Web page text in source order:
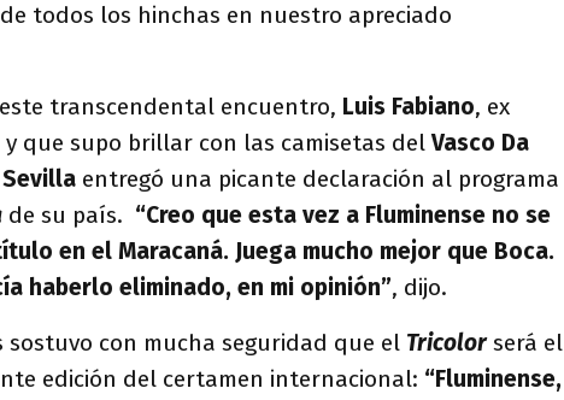
todos los hinchas en nuestro apreciado
transcendental encuentro, Luis Fabiano, ex
que supo brillar con las camisetas delVasco Da
Sevilla entregó una picante declaración al programa
de su país. “Creo que esta vez a Fluminense no se
en el Maracaná. Juega mucho mejor que Boca.
haberlo eliminado, en mi opinión”, dijo.
sostuvo con mucha seguridad que el Tricolorserá el
edición del certamen internacional: “Fluminense,